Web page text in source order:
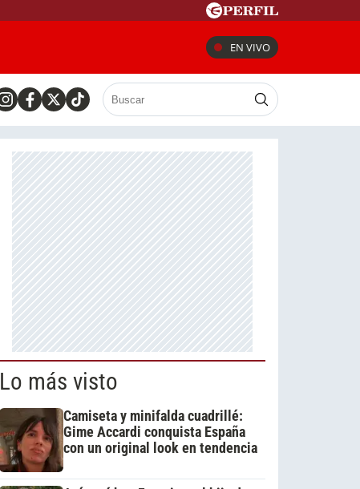
EN VIVO
Lo más visto
Camiseta y minifalda cuadrillé:
Gime Accardi conquista España
con un original look en tendencia